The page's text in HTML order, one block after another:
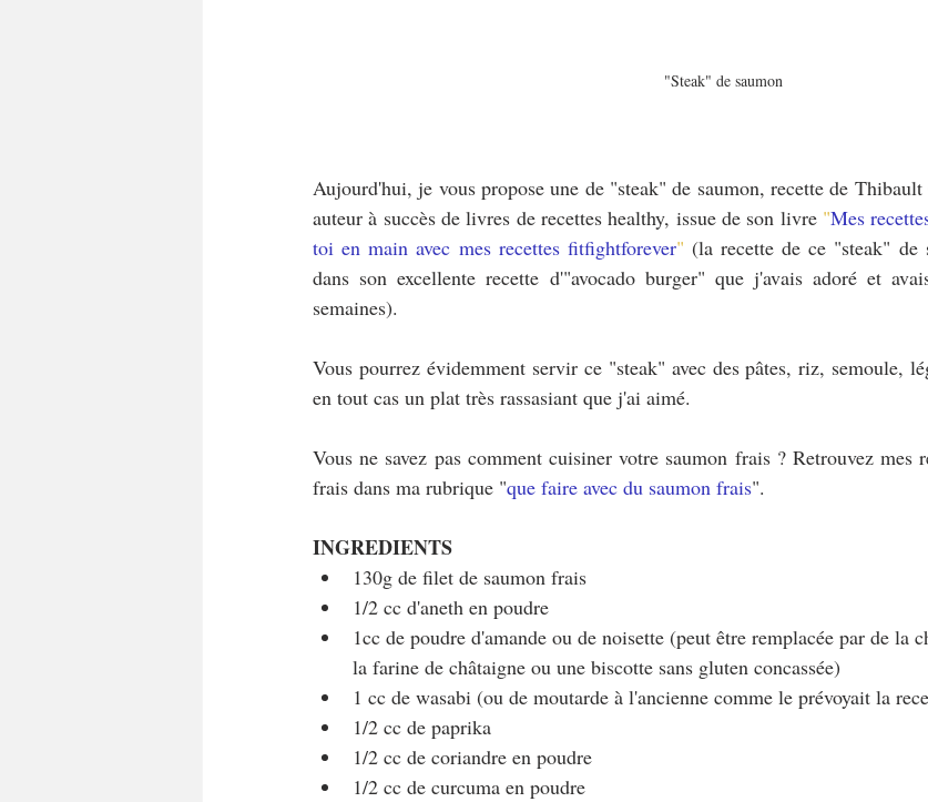
"Steak" de saumon
Aujourd'hui, je vous propose une de "steak" de saumon, recette de
auteur à succès de livres de recettes healthy, issue de son livre "Mes
toi en main avec mes recettes fitfightforever" (la recette de ce "steak"
dans son excellente recette d'"avocado burger" que j'avais adoré et
semaines).
Vous pourrez évidemment servir ce "steak" avec des pâtes, riz, semoule,
en tout cas un plat très rassasiant que j'ai aimé.
Vous ne savez pas comment cuisiner votre saumon frais ? Retrouvez mes
frais dans ma rubrique "que faire avec du saumon frais".
INGREDIENTS
130g de filet de saumon frais
1/2 cc d'aneth en poudre
1cc de poudre d'amande ou de noisette (peut être remplacée par de la
la farine de châtaigne ou une biscotte sans gluten concassée)
1 cc de wasabi (ou de moutarde à l'ancienne comme le prévoyait la
1/2 cc de paprika
1/2 cc de coriandre en poudre
1/2 cc de curcuma en poudre